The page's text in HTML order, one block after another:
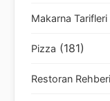
Makarna Tarifleri
Pizza (181)
Restoran Rehberi